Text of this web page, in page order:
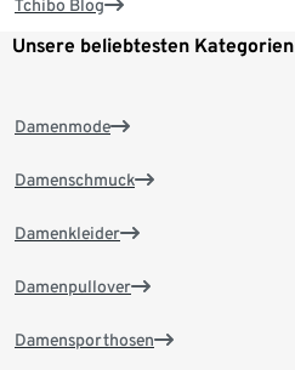
Tchibo Blog
Unsere beliebtesten Kategorien
Damenmode
Damenschmuck
Damenkleider
Damenpullover
Damensporthosen